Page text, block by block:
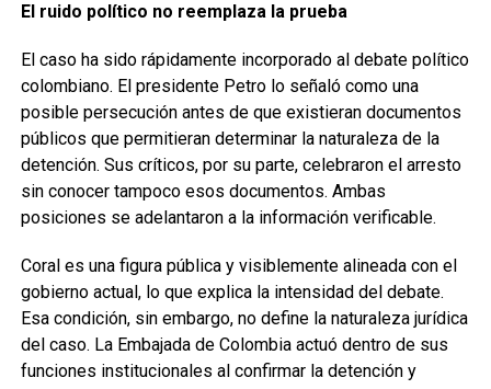
El ruido político no reemplaza la prueba
El caso ha sido rápidamente incorporado al debate político
colombiano. El presidente Petro lo señaló como una
posible persecución antes de que existieran documentos
públicos que permitieran determinar la naturaleza de la
detención. Sus críticos, por su parte, celebraron el arresto
sin conocer tampoco esos documentos. Ambas
posiciones se adelantaron a la información verificable.
Coral es una figura pública y visiblemente alineada con el
gobierno actual, lo que explica la intensidad del debate.
Esa condición, sin embargo, no define la naturaleza jurídica
del caso. La Embajada de Colombia actuó dentro de sus
funciones institucionales al confirmar la detención y